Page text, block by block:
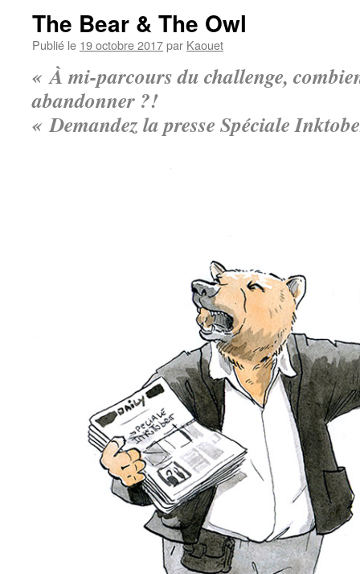
The Bear & The Owl
Publié le 19 octobre 2017par Kaouet
« À mi-parcours du challenge,
abandonner ?!
« Demandez la presse Spéciale